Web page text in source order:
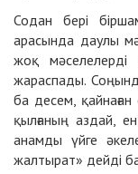
Содан бері
арасында даулы
жоқ мәселелерді
жараспады.
ба десем,
қылғаның аздай,
анамды үйге
жалтырат» дейді